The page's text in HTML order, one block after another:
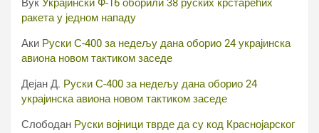
Вук Украјински Ф-16 оборили 38 руских крстарећих
ракета у једном нападу
Аки Руски С-400 за недељу дана оборио 24 украјинска
авиона новом тактиком заседе
Дејан Д. Руски С-400 за недељу дана оборио 24
украјинска авиона новом тактиком заседе
Слободан Руски војници тврде да су код Краснојарског